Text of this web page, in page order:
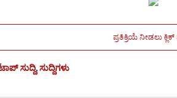
ಪ್ರತಿಕ್ರಿಯೆ ನೀಡಲು
ಸುದ್ದಿ,ಸುದ್ದಿಗಳು